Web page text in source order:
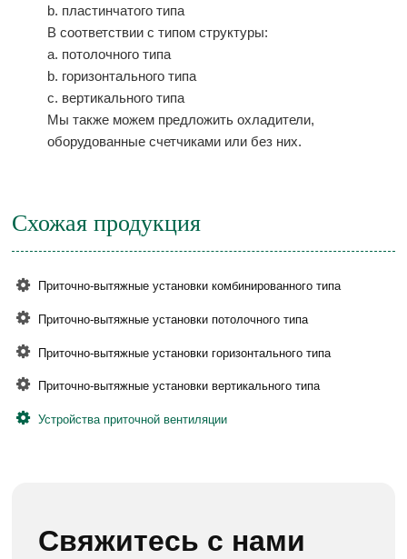
b. пластинчатого типа
В соответствии с типом структуры:
a. потолочного типа
b. горизонтального типа
c. вертикального типа
Мы также можем предложить охладители,
оборудованные счетчиками или без них.
Схожая продукция
Приточно-вытяжные установки комбинированного типа
Приточно-вытяжные установки потолочного типа
Приточно-вытяжные установки горизонтального типа
Приточно-вытяжные установки вертикального типа
Устройства приточной вентиляции
Свяжитесь с нами